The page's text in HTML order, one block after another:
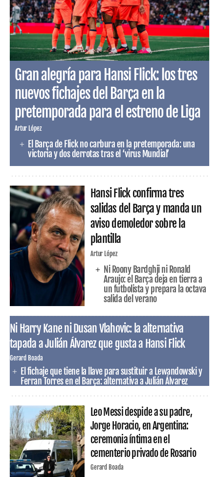
Gran alegría para Hansi Flick: los tres
nuevos fichajes del Barça en la
pretemporada para el estreno de Liga
Artur López
El Barça de Flick no carbura en la pretemporada: una
victoria y dos derrotas tras el ‘virus Mundial’
Hansi Flick confirma tres
salidas del Barça y manda un
aviso demoledor sobre la
plantilla
Artur López
Ni Roony Bardghji ni Ronald
Araujo: el Barça deja en tierra a
un futbolista y prepara la octava
salida del verano
Ni Harry Kane ni Dusan Vlahovic: la alternativa
tapada a Julián Álvarez que gusta a Hansi Flick
Gerard Boada
El fichaje que tiene la llave para sustituir a Lewandowski y
Ferran Torres en el Barça: alternativa a Julián Álvarez
Leo Messi despide a su padre,
Jorge Horacio, en Argentina:
ceremonia íntima en el
cementerio privado de Rosario
Gerard Boada